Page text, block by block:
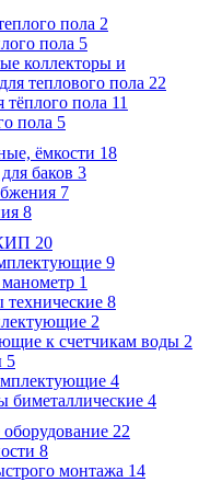
пола 2
пола 5
коллекторы и
теплового пола 22
тёплого пола 11
пола 5
ёмкости 18
баков 3
7
8
20
9
1
8
2
к счетчикам воды 2
5
4
биметаллические 4
22
8
монтажа 14